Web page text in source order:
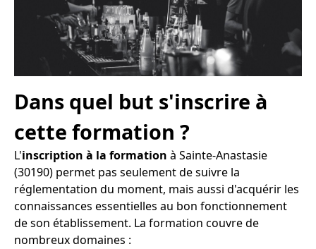
Dans quel but s'inscrire à
cette formation ?
L'inscription à la formation à Sainte-Anastasie
(30190) permet pas seulement de suivre la
réglementation du moment, mais aussi d'acquérir les
connaissances essentielles au bon fonctionnement
de son établissement. La formation couvre de
nombreux domaines :